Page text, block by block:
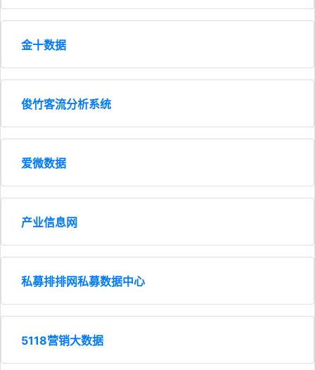
金十数据
俊竹客流分析系统
爱微数据
产业信息网
私募排排网私募数据中心
5118营销大数据